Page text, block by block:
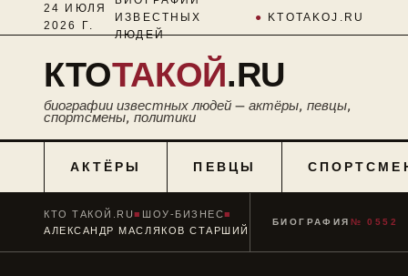
24 ИЮЛЯ
2026 Г.
ИЗВЕСТНЫХ
ЛЮДЕЙ
● KTOTAKOJ.RU
КТОТАКОЙ.RU
биографии известных людей — актёры, певцы,
спортсмены, политики
АКТЁРЫ ПЕВЦЫ
КТО ТАКОЙ.RU■ ШОУ-БИЗНЕС■
АЛЕКСАНДР МАСЛЯКОВ СТАРШИЙ
БИОГРАФИЯ № 0552